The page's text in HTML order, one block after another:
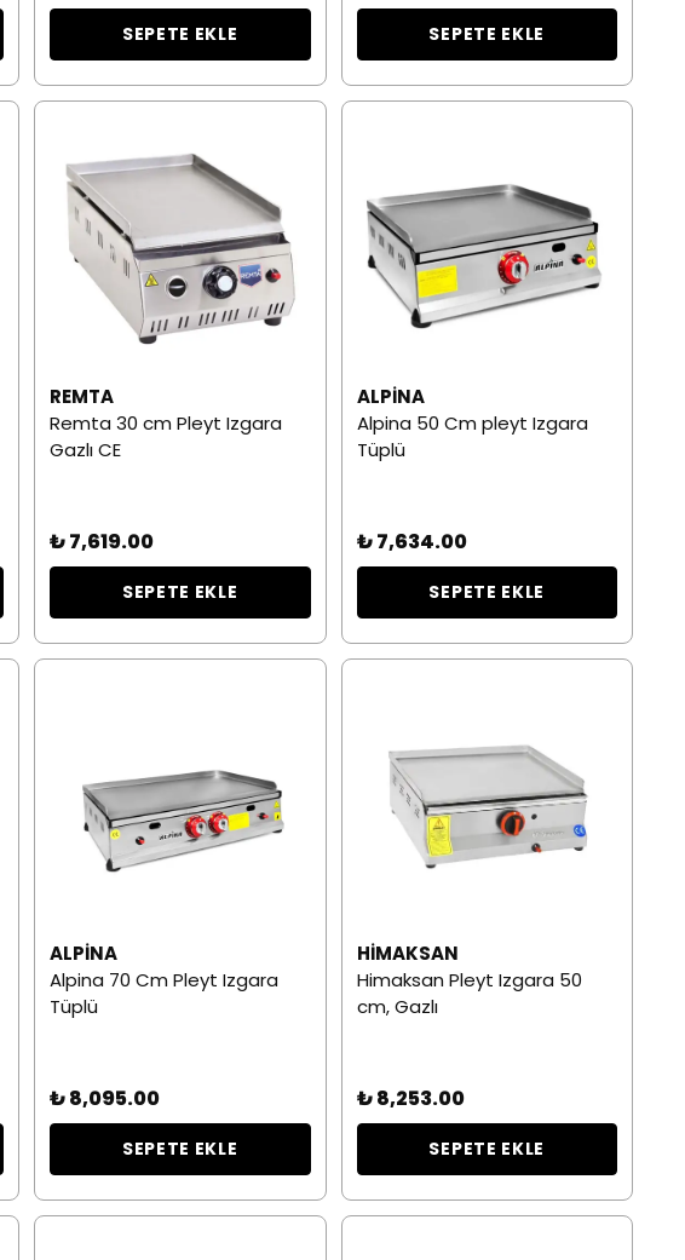
SEPETE EKLE SEPETE EKLE
REMTA
Remta 30 cm Pleyt Izgara
Gazlı CE
₺ 7,619.00
SEPETE EKLE
ALPINA
Alpina 50 Cm pleyt Izgara
Tüplü
₺ 7,634.00
SEPETE EKLE
ALPINA
Alpina 70 Cm Pleyt Izgara
Tüplü
₺ 8,095.00
SEPETE EKLE
HIMAKSAN
Himaksan Pleyt Izgara 50
cm, Gazlı
₺ 8,253.00
SEPETE EKLE